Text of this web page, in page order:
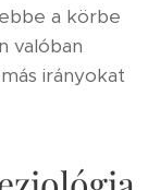
a körbe
valóban
irányokat